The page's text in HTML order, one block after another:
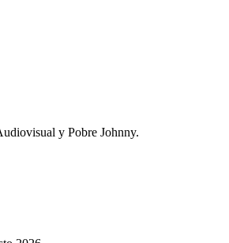
y Pobre Johnny.